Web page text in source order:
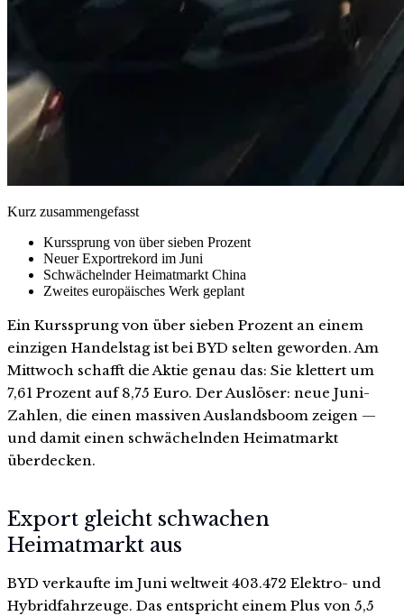
Kurz zusammengefasst
Kurssprung von über sieben Prozent
Neuer Exportrekord im Juni
Schwächelnder Heimatmarkt China
Zweites europäisches Werk geplant
Ein Kurssprung von über sieben Prozent an einem
einzigen Handelstag ist bei BYD selten geworden. Am
Mittwoch schafft die Aktie genau das: Sie klettert um
7,61 Prozent auf 8,75 Euro. Der Auslöser: neue Juni-
Zahlen, die einen massiven Auslandsboom zeigen —
und damit einen schwächelnden Heimatmarkt
überdecken.
Export gleicht schwachen
Heimatmarkt aus
BYD verkaufte im Juni weltweit 403.472 Elektro- und
Hybridfahrzeuge. Das entspricht einem Plus von 5,5